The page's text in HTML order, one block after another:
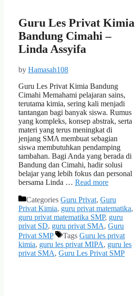
Guru Les Privat Kimia
Bandung Cimahi –
Linda Assyifa
by Hamasah108
Guru Les Privat Kimia Bandung
Cimahi Memahami pelajaran sains,
terutama kimia, sering kali menjadi
tantangan bagi banyak siswa. Rumus
yang kompleks, konsep abstrak, serta
materi yang terus meningkat di
jenjang SMA membuat sebagian
siswa membutuhkan pendamping
tambahan. Bagi Anda yang berada di
Bandung dan Cimahi, hadir solusi
belajar yang lebih fokus dan personal
bersama Linda … Read more
Categories Guru Privat, Guru
Privat Kimia, guru privat matematika,
guru privat matematika SMP, guru
privat SD, guru privat SMA, Guru
Privat SMP
Tags Guru les privat
kimia, guru les privat MIPA, guru les
privat SMA, Guru Les Privat SMP